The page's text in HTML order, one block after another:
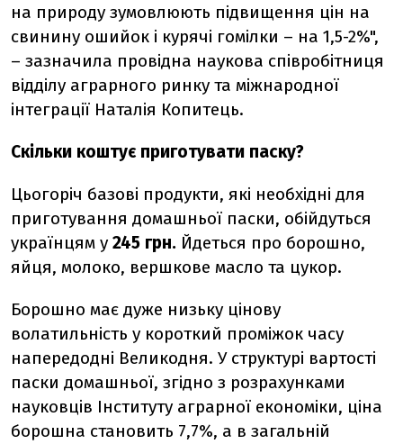
на природу зумовлюють підвищення цін на
свинину ошийок і курячі гомілки – на 1,5-2%",
– зазначила провідна наукова співробітниця
відділу аграрного ринку та міжнародної
інтеграції Наталія Копитець.
Скільки коштує приготувати паску?
Цьогоріч базові продукти, які необхідні для
приготування домашньої паски, обійдуться
українцям у 245 грн. Йдеться про борошно,
яйця, молоко, вершкове масло та цукор.
Борошно має дуже низьку цінову
волатильність у короткий проміжок часу
напередодні Великодня. У структурі вартості
паски домашньої, згідно з розрахунками
науковців Інституту аграрної економіки, ціна
борошна становить 7,7%, а в загальній